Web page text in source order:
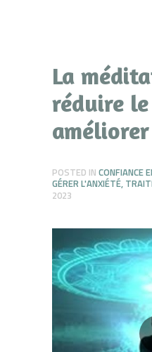
La
réduire
POSTED IN CONFIANCE
GÉRER L'ANXIÉTÉ,
2023